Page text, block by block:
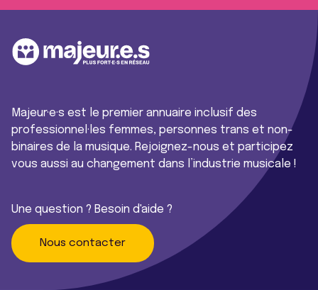
Majeur·e·s est le premier annuaire inclusif des
professionnel·les femmes, personnes trans et non-
binaires de la musique. Rejoignez-nous et participez
vous aussi au changement dans l’industrie musicale !
Une question ? Besoin d'aide ?
Nous contacter